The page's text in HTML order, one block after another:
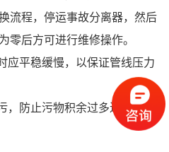
流程，停运事故分离器，然后
零后方可进行维修操作。
应平稳缓慢，以保证管线压力
，防止污物积余过多进入下一